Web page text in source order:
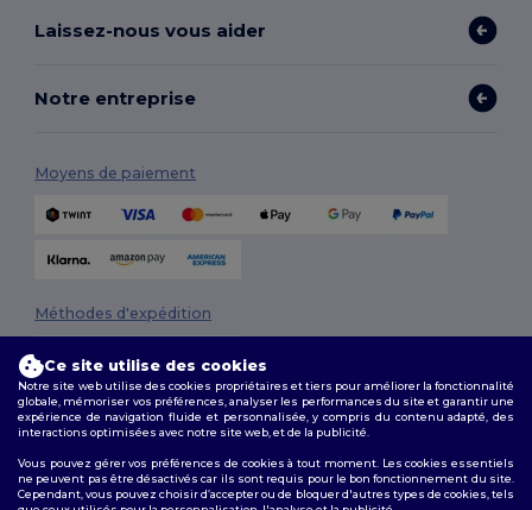
Laissez-nous vous aider
Notre entreprise
Moyens de paiement
Méthodes d'expédition
Suivez-nous
Ce site utilise des cookies
Notre site web utilise des cookies propriétaires et tiers pour améliorer la fonctionnalité
globale, mémoriser vos préférences, analyser les performances du site et garantir une
expérience de navigation fluide et personnalisée, y compris du contenu adapté, des
interactions optimisées avec notre site web, et de la publicité.
Vous pouvez gérer vos préférences de cookies à tout moment. Les cookies essentiels
ne peuvent pas être désactivés car ils sont requis pour le bon fonctionnement du site.
Cependant, vous pouvez choisir d’accepter ou de bloquer d'autres types de cookies, tels